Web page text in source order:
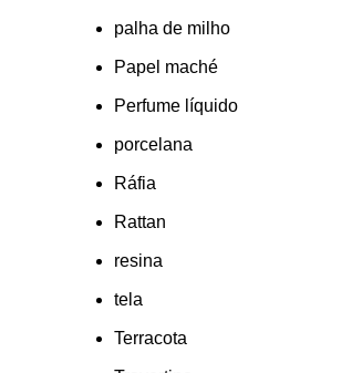
palha de milho
Papel maché
Perfume líquido
porcelana
Ráfia
Rattan
resina
tela
Terracota